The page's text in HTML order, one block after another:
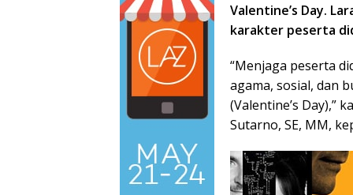
Valentine’s Day.
karakter peserta
“Menjaga peserta
agama, sosial, dan
(Valentine’s Day),”
Sutarno, SE, MM,